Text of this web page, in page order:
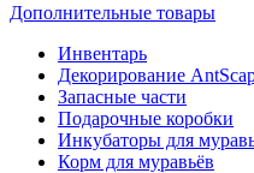
Дополнительные товары
Инвентарь
Декорирование
Запасные части
Подарочные коробки
Инкубаторы для
Корм для муравьёв